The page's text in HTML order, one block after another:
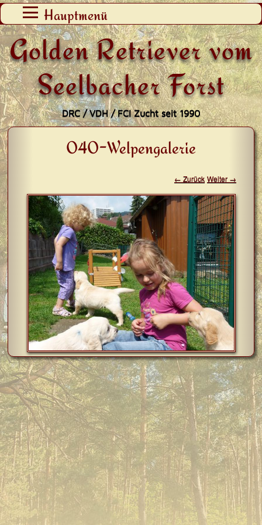
Golden Retriever vom
Seelbacher Forst
DRC / VDH / FCI Zucht seit 1990
Hauptmenü
Zum
Inhalt
springen
040-Welpengalerie
← Zurück Weiter →